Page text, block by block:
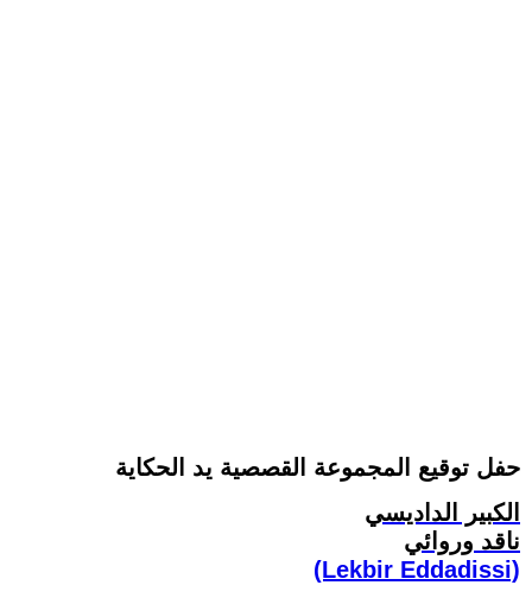
حفل توقيع المجموعة القصصية يد الحكاية
الكبير الداديسي
ناقد وروائي
(Lekbir Eddadissi)